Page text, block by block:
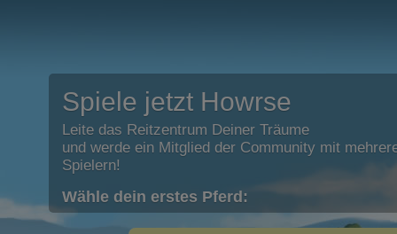
Spiele jetzt Howrse
Leite das Reitzentrum Deiner Träume
und werde ein Mitglied der Community mit
Spielern!
Wähle dein erstes Pferd: